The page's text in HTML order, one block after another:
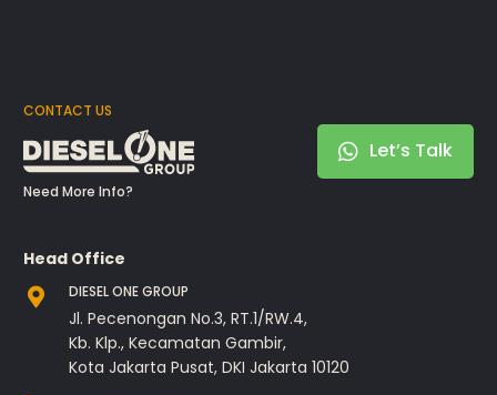
CONTACT US
Need More Info?
Let’s Talk
Head Office
DIESEL ONE GROUP
Jl. Pecenongan No.3, RT.1/RW.4,
Kb. Klp., Kecamatan Gambir,
Kota Jakarta Pusat, DKI Jakarta 10120